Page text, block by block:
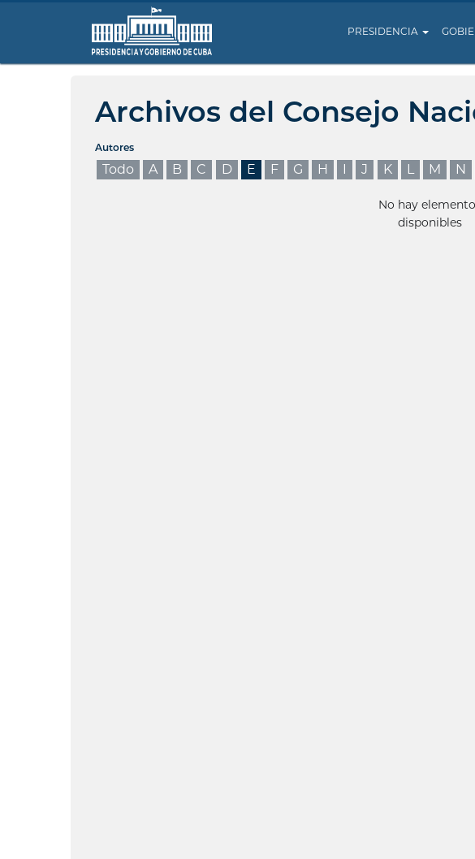
PRESIDENCIA
Archivos del Consejo
Autores
Todo A B C D E F G H I J K L M N
No hay
disponibles